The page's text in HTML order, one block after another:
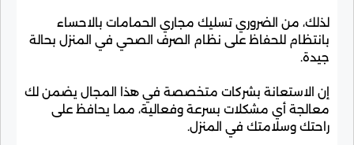
لذلك، من الضروري تسليك مجاري الحمامات بالاحساء
بانتظام للحفاظ على نظام الصرف الصحي في المنزل بحالة
جيدة.
إن الاستعانة بشركات متخصصة في هذا المجال يضمن لك
معالجة أي مشكلات بسرعة وفعالية، مما يحافظ على
راحتك وسلامتك في المنزل.